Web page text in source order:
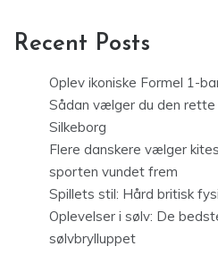
Recent Posts
Oplev ikoniske Formel 1-
Sådan vælger du den rette
Silkeborg
Flere danskere vælger
sporten vundet frem
Spillets stil: Hård britisk
Oplevelser i sølv: De
sølvbrylluppet